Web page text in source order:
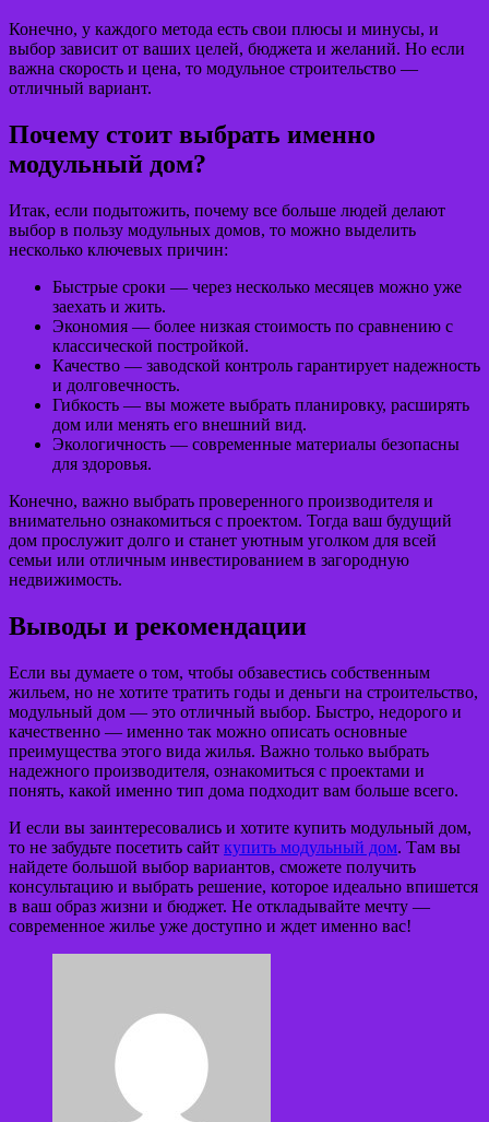
Конечно, у каждого метода есть свои плюсы и минусы, и
выбор зависит от ваших целей, бюджета и желаний. Но если
важна скорость и цена, то модульное строительство —
отличный вариант.
Почему стоит выбрать именно
модульный дом?
Итак, если подытожить, почему все больше людей делают
выбор в пользу модульных домов, то можно выделить
несколько ключевых причин:
Быстрые сроки — через несколько месяцев можно уже
заехать и жить.
Экономия — более низкая стоимость по сравнению с
классической постройкой.
Качество — заводской контроль гарантирует надежность
и долговечность.
Гибкость — вы можете выбрать планировку, расширять
дом или менять его внешний вид.
Экологичность — современные материалы безопасны
для здоровья.
Конечно, важно выбрать проверенного производителя и
внимательно ознакомиться с проектом. Тогда ваш будущий
дом прослужит долго и станет уютным уголком для всей
семьи или отличным инвестированием в загородную
недвижимость.
Выводы и рекомендации
Если вы думаете о том, чтобы обзавестись собственным
жильем, но не хотите тратить годы и деньги на строительство,
модульный дом — это отличный выбор. Быстро, недорого и
качественно — именно так можно описать основные
преимущества этого вида жилья. Важно только выбрать
надежного производителя, ознакомиться с проектами и
понять, какой именно тип дома подходит вам больше всего.
И если вы заинтересовались и хотите купить модульный дом,
то не забудьте посетить сайт купить модульный дом. Там вы
найдете большой выбор вариантов, сможете получить
консультацию и выбрать решение, которое идеально впишется
в ваш образ жизни и бюджет. Не откладывайте мечту —
современное жилье уже доступно и ждет именно вас!